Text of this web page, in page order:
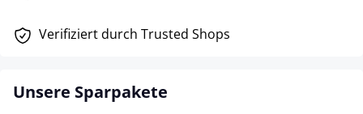
Verifiziert durch Trusted Shops
Unsere Sparpakete